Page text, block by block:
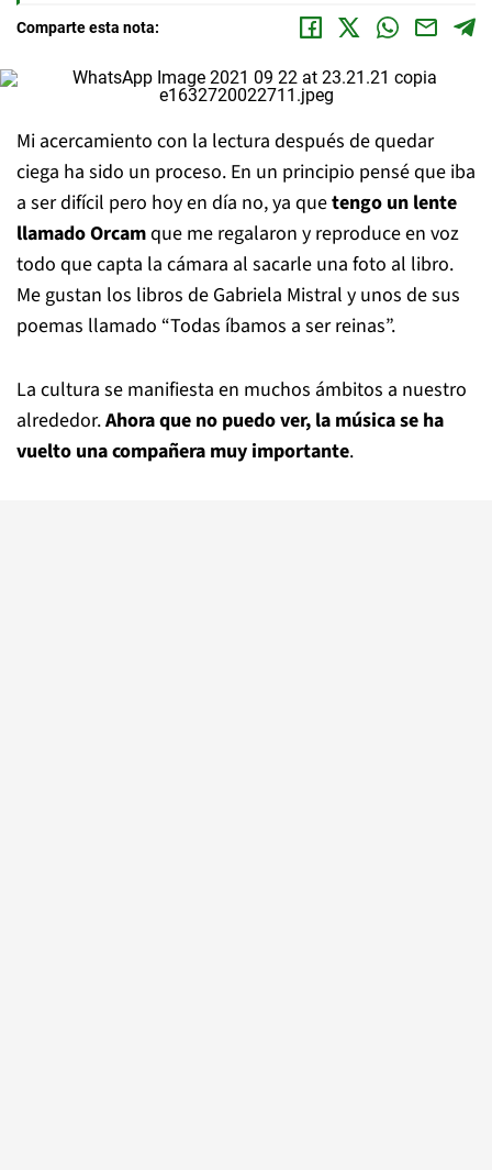
Comparte esta nota:
Mi acercamiento con la lectura después de quedar
ciega ha sido un proceso. En un principio pensé que iba
a ser difícil pero hoy en día no, ya quetengo un lente
llamado Orcamque me regalaron y reproduce en voz
todo que capta la cámara al sacarle una foto al libro.
Me gustan los libros de Gabriela Mistral y unos de sus
poemas llamado “Todas íbamos a ser reinas”.
La cultura se manifiesta en muchos ámbitos a nuestro
alrededor.Ahora que no puedo ver, la música se ha
vuelto una compañera muy importante.